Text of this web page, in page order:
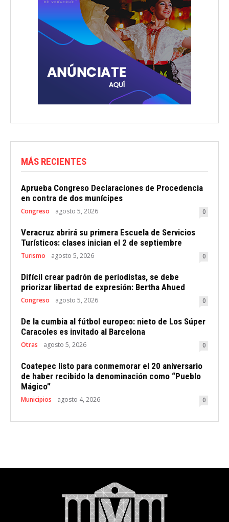
MÁS RECIENTES
Aprueba Congreso Declaraciones de Procedencia
en contra de dos munícipes
Congreso agosto 5, 2026 0
Veracruz abrirá su primera Escuela de Servicios
Turísticos: clases inician el 2 de septiembre
Turismo agosto 5, 2026 0
Difícil crear padrón de periodistas, se debe
priorizar libertad de expresión: Bertha Ahued
Congreso agosto 5, 2026 0
De la cumbia al fútbol europeo: nieto de Los Súper
Caracoles es invitado al Barcelona
Otras agosto 5, 2026 0
Coatepec listo para conmemorar el 20 aniversario
de haber recibido la denominación como “Pueblo
Mágico”
Municipios agosto 4, 2026 0